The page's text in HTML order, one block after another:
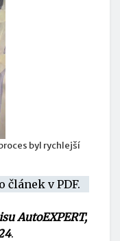
byl rychlejší
článek v PDF.
AutoEXPERT,
.